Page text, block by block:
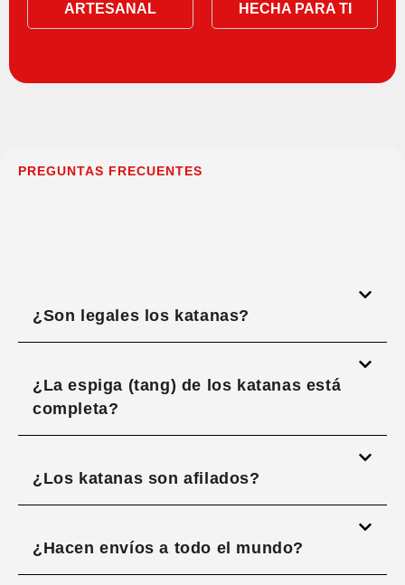
ARTESANAL
HECHA PARA TI
PREGUNTAS FRECUENTES
¿Son legales los katanas?
¿La espiga (tang) de los katanas está
completa?
¿Los katanas son afilados?
¿Hacen envíos a todo el mundo?